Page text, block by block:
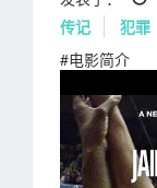
传记
犯罪
#电影简介